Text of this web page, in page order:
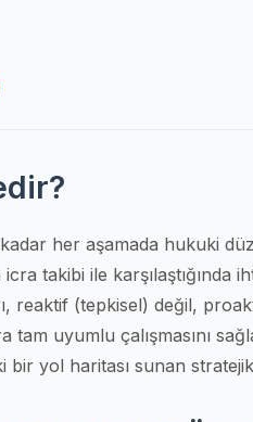
her aşamada hukuki
takibi ile karşılaştığında
reaktif (tepkisel) değil,
tam uyumlu çalışmasını
yol haritası sunan